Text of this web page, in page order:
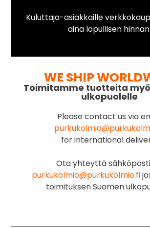
Kuluttaja-asiakkaille
aina lopullisen hinnan.
WE SHIP
Toimitamme tuotteita
ulkopuolelle
Please contact us via
for international
Ota yhteyttä
purkukolmio@purkukolmio.fi
toimituksen Suomen